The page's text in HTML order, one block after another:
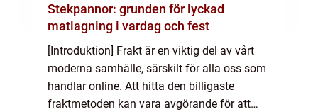
Stekpannor: grunden för lyckad
matlagning i vardag och fest
[Introduktion] Frakt är en viktig del av vårt
moderna samhälle, särskilt för alla oss som
handlar online. Att hitta den billigaste
fraktmetoden kan vara avgörande för att